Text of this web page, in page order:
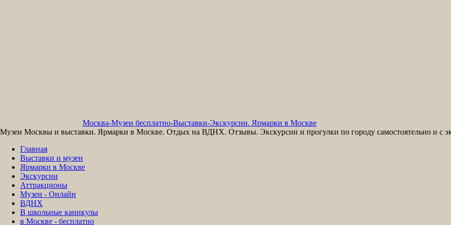
Москва-Музеи бесплатно-Выставки-Экскурсии. Ярмарки в Москве
Музеи Москвы и выставки. Ярмарки в Москве. Отдых на ВДНХ. Отзывы. Экскурсии и прогулки по городу самостоятельно и с
Главная
Выставки и музеи
Ярмарки в Москве
Экскурсии
Аттракционы
Музеи - Онлайн
ВДНХ
В школьные каникулы
в Москве - бесплатно